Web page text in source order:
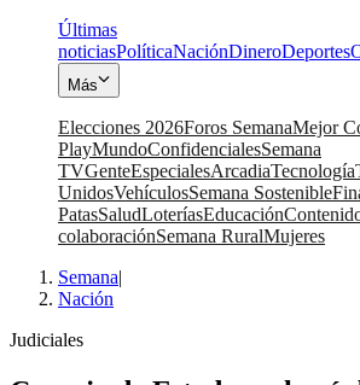
Últimas
noticiasPolíticaNaciónDineroDeportes
Más
Elecciones 2026Foros SemanaMejor
PlayMundoConfidencialesSemana
TVGenteEspecialesArcadiaTecnología
UnidosVehículosSemana Sostenible
PatasSaludLoteríasEducación
colaboraciónSemana RuralMujeres
Semana|
Nación
Judiciales